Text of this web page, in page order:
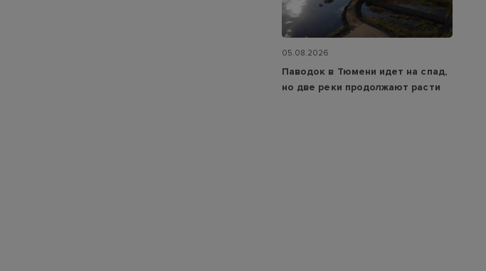
05.08.2026
Паводок в Тюмени идет на спад,
но две реки продолжают расти